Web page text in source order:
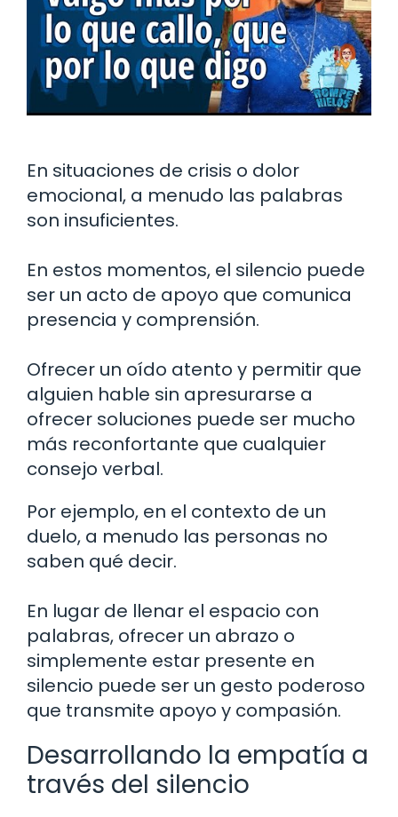
En situaciones de crisis o dolor
emocional, a menudo las palabras
son insuficientes.
En estos momentos, el silencio puede
ser un acto de apoyo que comunica
presencia y comprensión.
Ofrecer un oído atento y permitir que
alguien hable sin apresurarse a
ofrecer soluciones puede ser mucho
más reconfortante que cualquier
consejo verbal.
Por ejemplo, en el contexto de un
duelo, a menudo las personas no
saben qué decir.
En lugar de llenar el espacio con
palabras, ofrecer un abrazo o
simplemente estar presente en
silencio puede ser un gesto poderoso
que transmite apoyo y compasión.
Desarrollando la empatía a
través del silencio